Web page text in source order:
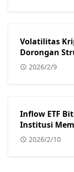
Volatilitas
Dorongan
2026/2/9
Inflow ETF
Institusi
2026/2/10